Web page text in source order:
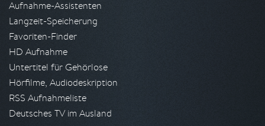
Aufnahme-Assistenten
Langzeit-Speicherung
Favoriten-Finder
HD Aufnahme
Untertitel für Gehörlose
Hörfilme, Audiodeskription
RSS Aufnahmeliste
Deutsches TV im Ausland